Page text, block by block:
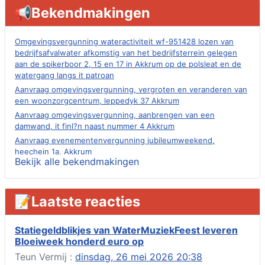
📢Bekendmakingen
Omgevingsvergunning wateractiviteit wf-951428 lozen van
bedrijfsafvalwater afkomstig van het bedrijfsterrein gelegen
aan de spikerboor 2, 15 en 17 in Akkrum op de polsleat en de
watergang langs it patroan
Aanvraag omgevingsvergunning, vergroten en veranderen van
een woonzorgcentrum, leppedyk 37 Akkrum
Aanvraag omgevingsvergunning, aanbrengen van een
damwand, it finl?n naast nummer 4 Akkrum
Aanvraag evenementenvergunning jubileumweekend,
heechein 1a, Akkrum
Verlening omgevingsvergunning, tijdelijk gebruik openbare
ruimte 02-10 t/m 02-11-2026, sitadel voor nr 6 te Akkrum
Aanvraag omgevingsvergunning, tijdelijk gebruik openbare
ruimte 02-10 t/m 02-11-2026, sitadel voor nr 6 te Akkrum
Verlenging beslistermijn aanvraag omgevingsvergunning,
heechein 28, 8491 em Akkrum
Aanvraag omgevingsvergunning, veranderen van een woning
(voordeur en dakkapel), boarnsterdyk 75 Akkrum
Bekijk alle bekendmakingen
📝Laatste reacties
Statiegeldblikjes van WaterMuziekFeest leveren
Bloeiweek honderd euro op
Teun Vermij : dinsdag, 26 mei 2026 20:38